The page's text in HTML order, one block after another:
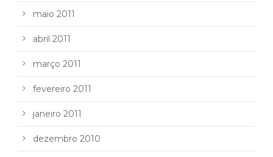
maio 2011
abril 2011
março 2011
fevereiro 2011
janeiro 2011
dezembro 2010